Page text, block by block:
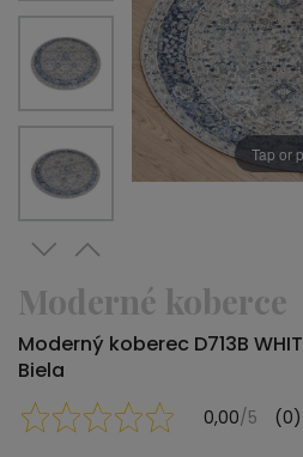
Tap or
Moderné koberce
Moderný koberec D713B
Biela
0,00/5 (0)